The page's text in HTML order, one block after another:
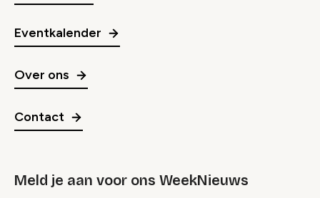
Eventkalender
Over ons
Contact
Meld je aan voor ons WeekNieuws